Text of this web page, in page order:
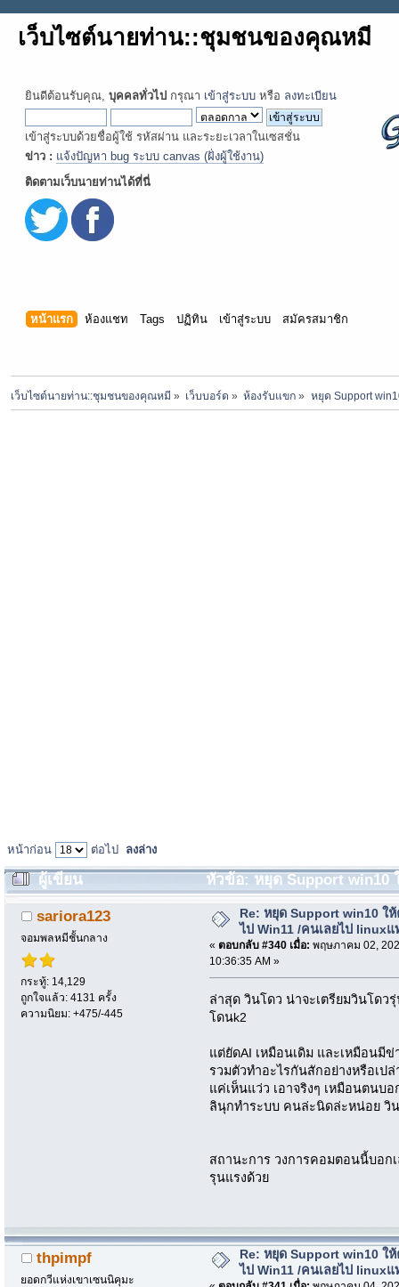
เว็บไซต์นายท่าน::ชุมชนของคุณหมี
ยินดีต้อนรับคุณ, บุคคลทั่วไป กรุณา เข้าสู่ระบบ หรือ ลงทะเบียน
เข้าสู่ระบบด้วยชื่อผู้ใช้ รหัสผ่าน และระยะเวลาในเซสชั่น
ข่าว : แจ้งปัญหา bug ระบบ canvas (ฝั่งผู้ใช้งาน)
ติดตามเว็บนายท่านได้ที่นี่
หน้าแรก ห้องแชท Tags ปฏิทิน เข้าสู่ระบบ สมัครสมาชิก
เว็บไซต์นายท่าน::ชุมชนของคุณหมี » เว็บบอร์ด » ห้องรับแขก » หยุด Support
หน้าก่อน ต่อไป ลงล่าง
ผู้เขียน
หัวข้อ: หยุด Support win10
(อ่าน 17427 ครั้ง)
sariora123
จอมพลหมีชั้นกลาง
กระทู้: 14,129
ถูกใจแล้ว: 4131 ครั้ง
ความนิยม: +475/-445
Re: หยุด Support win10 ใ
ไป Win11 /คนเลยไป linuxแ
« ตอบกลับ #340 เมื่อ: พฤษภาคม 02,
10:36:35 AM »
ล่าสุด วินโดว น่าจะเตรียมวินโดว
โดนk2
แต่ยัดAI เหมือนเดิม และเหมือนมี
รวมตัวทำอะไรกันสักอย่างหรือเป
แค่เห็นแว่ว เอาจริงๆ เหมือนตนบ
ลินุกทำระบบ คนล่ะนิดล่ะหน่อย วิ
สถานะการ วงการคอมตอนนี้บอก
รุนแรงด้วย
thpimpf
ยอดกวีแห่งเขาเซนนิคุมะ
Re: หยุด Support win10 ใ
ไป Win11 /คนเลยไป linuxแ